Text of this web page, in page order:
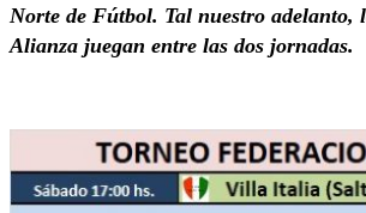
Norte de Fútbol. Tal nuestro adelanto,
Alianza juegan entre las dos jornadas.